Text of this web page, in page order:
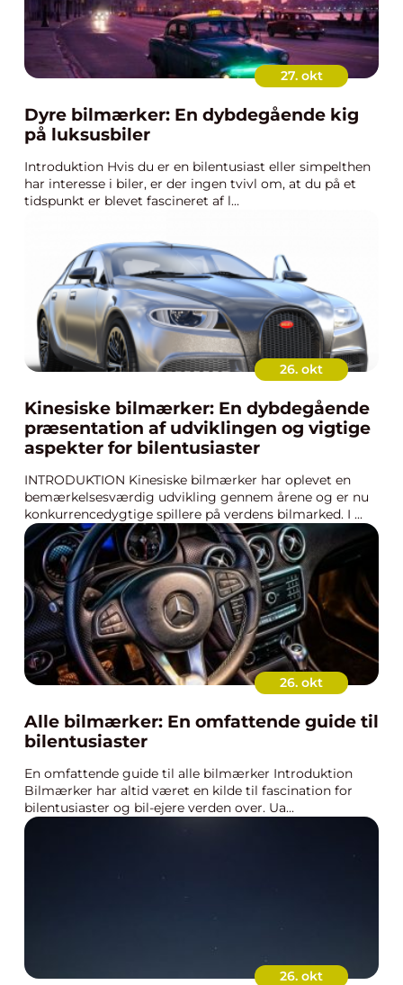
27. okt
Dyre bilmærker: En dybdegående kig
på luksusbiler
Introduktion Hvis du er en bilentusiast eller simpelthen
har interesse i biler, er der ingen tvivl om, at du på et
tidspunkt er blevet fascineret af l...
26. okt
Kinesiske bilmærker: En dybdegående
præsentation af udviklingen og vigtige
aspekter for bilentusiaster
INTRODUKTION Kinesiske bilmærker har oplevet en
bemærkelsesværdig udvikling gennem årene og er nu
konkurrencedygtige spillere på verdens bilmarked. I ...
26. okt
Alle bilmærker: En omfattende guide til
bilentusiaster
En omfattende guide til alle bilmærker Introduktion
Bilmærker har altid været en kilde til fascination for
bilentusiaster og bil-ejere verden over. Ua...
26. okt